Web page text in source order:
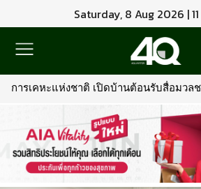
Saturday, 8 Aug 2026 |
การเคหะแห่งชาติ เปิดบ้านต้อนรับสื่อมวล